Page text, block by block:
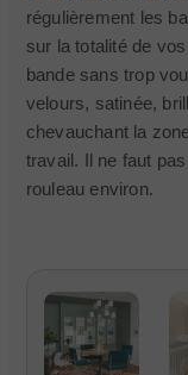
régulièrement les
sur la totalité de
bande sans trop
velours, satinée,
chevauchant la
travail. Il ne faut
rouleau environ.